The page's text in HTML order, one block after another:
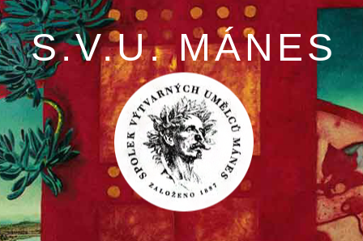
S.V.U. MÁNES